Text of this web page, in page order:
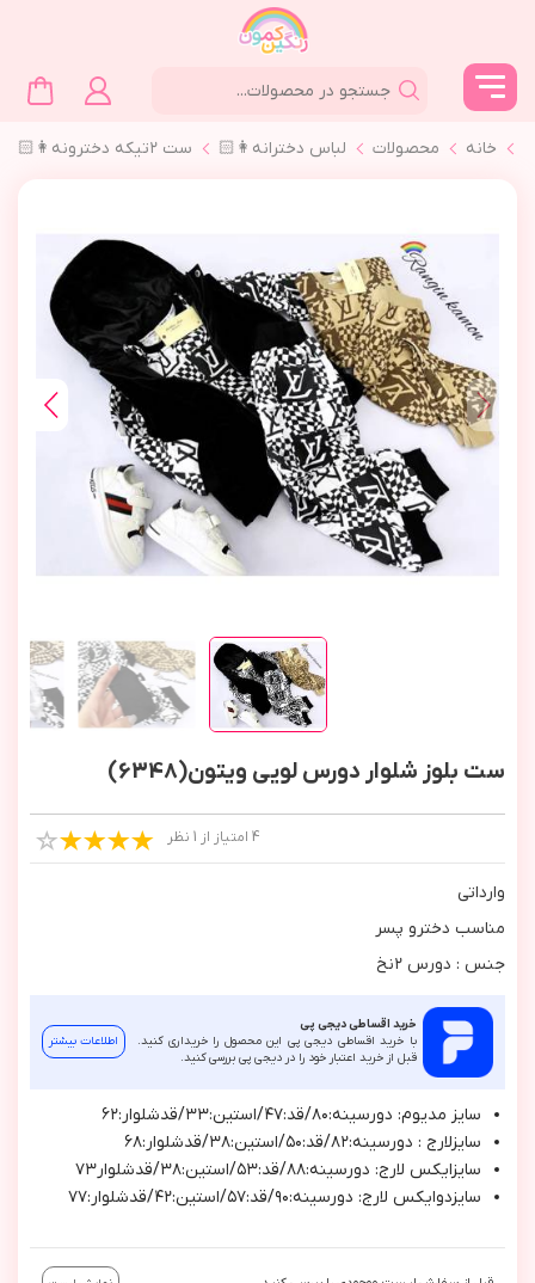
خانه محصولات لباس دخترانه👩🏻 ست ٢تیکه دخترونه👩🏻
ست بلوز شلوار دورس لویی ویتون(6348)
4 امتیاز از 1 نظر
وارداتي
مناسب دخترو پسر
جنس : دورس ٢نخ
خرید اقساطی دیجی پی
با خرید اقساطی دیجی پی این محصول را خریداری کنید.
قبل از خرید اعتبار خود را در دیجی پی بررسی کنید.
اطلاعات بیشتر
سايز مديوم: دورسينه:٨٠/قد:٤٧/استين:٣٣/قدشلوار:٦٢
سايزلارج : دورسينه:٨٢/قد:٥٠/استين:٣٨/قدشلوار:٦٨
سايزايكس لارج: دورسينه:٨٨/قد:٥٣/استين:٣٨/قدشلوار٧٣
سايزدوايكس لارج: دورسينه:٩٠/قد:٥٧/استين:٤٢/قدشلوار:٧٧